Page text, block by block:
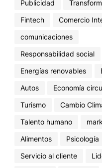
Publicidad
Fintech
Comercio
comunicaciones
Responsabilidad social
Energías renovables
Autos
Economía
Turismo
Cambio
Talento humano
Alimentos
Psicología
Servicio al cliente